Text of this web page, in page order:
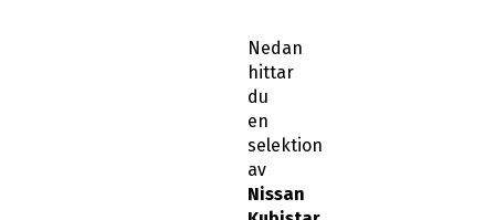
Nedan
hittar
du
en
selektion
av
Nissan